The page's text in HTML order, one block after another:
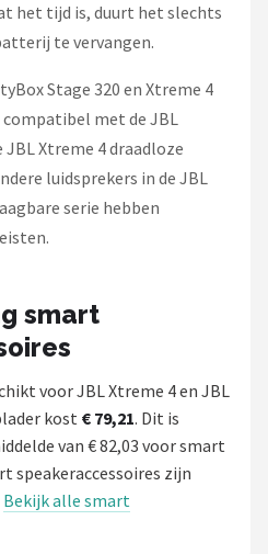
het tijd is, duurt het slechts
te vervangen.
Stage 320 en Xtreme 4
met de JBL
JBL Xtreme 4 draadloze
luidsprekers in de JBL
serie hebben
smart
voor JBL Xtreme 4 en JBL
kost € 79,21. Dit is
van € 82,03 voor smart
speakeraccessoires zijn
Bekijk alle smart